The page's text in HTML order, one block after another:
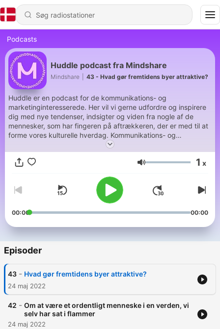
Podcasts
Huddle podcast fra Mindshare
Mindshare 43 - Hvad gør fremtidens byer attraktive?
Huddle er en podcast for de kommunikations- og
marketinginteresserede. Her vil vi gerne udfordre og inspirere
dig med nye tendenser, indsigter og viden fra nogle af de
mennesker, som har fingeren på aftrækkeren, der er med til at
forme vores kulturelle hverdag. Kommunikations- og
marketingbranchen kan, når den er bedst, skabe kulturelle
milepæle, der bliver referencerammer for generationer. Hvem
husker ikke 70’ernes Coca Cola reklamer, 80’ernes store
90’erne? Vær åben og tune ind!” Mindshare er en del af WPP,
verdens største marketing services koncern med 179.000
ansatte i 111 lande og herunder GroupM, verdens største
medieindkøbsorganisation. Mindshare har været i Danmark
Danmarks første og eneste integrerede kommunikations- og
og kreative løsninger samlet ligeværdigt under ét tag. Læs
mere her: www.mindshare.dk
Lydstyrke 1 x
00:00 00:00
Episoder
43 - Hvad gør fremtidens byer attraktive?
24 maj 2022
42 - Om at være et ordentligt menneske i en verden, vi
selv har sat i flammer
24 maj 2022